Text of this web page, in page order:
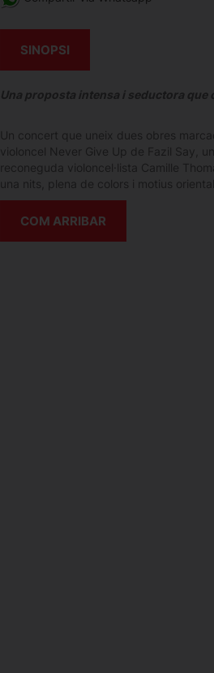
SINOPSI
Una proposta intensa i seductora
Un concert que uneix dues obres
violoncel Never Give Up de Fazil Say,
reconeguda violoncel·lista Camille
una nits, plena de colors i motius
COM ARRIBAR